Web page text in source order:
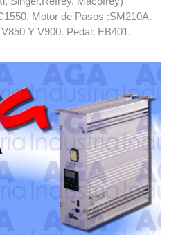
Motor de Pasos :SM210A.
Y V900. Pedal: EB401.